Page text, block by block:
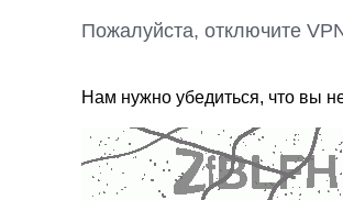
Пожалуйста, отключите
Нам нужно убедиться, что вы